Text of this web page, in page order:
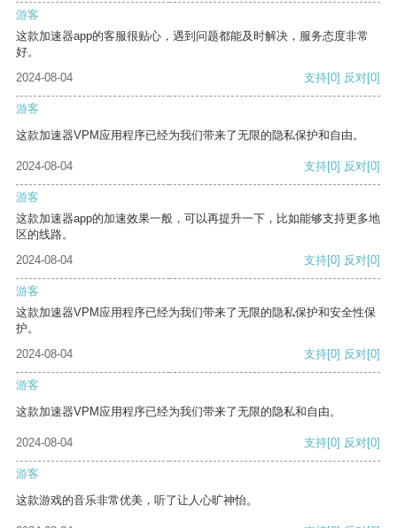
游客
这款加速器app的客服很贴心，遇到问题都能及时解决，服务态度非常
好。
2024-08-04
支持[0] 反对[0]
游客
这款加速器VPM应用程序已经为我们带来了无限的隐私保护和自由。
2024-08-04 支持[0] 反对[0]
游客
这款加速器app的加速效果一般，可以再提升一下，比如能够支持更多地
区的线路。
2024-08-04
支持[0] 反对[0]
游客
这款加速器VPM应用程序已经为我们带来了无限的隐私保护和安全性保
护。
2024-08-04
支持[0] 反对[0]
游客
这款加速器VPM应用程序已经为我们带来了无限的隐私和自由。
2024-08-04 支持[0] 反对[0]
游客
这款游戏的音乐非常优美，听了让人心旷神怡。